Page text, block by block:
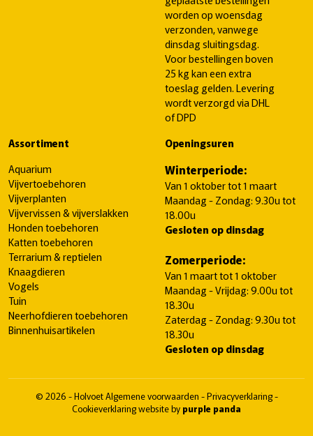
worden op woensdag
verzonden, vanwege
dinsdag sluitingsdag.
Voor bestellingen boven
25 kg kan een extra
toeslag gelden. Levering
wordt verzorgd via DHL
of DPD
Assortiment
Aquarium
Vijvertoebehoren
Vijverplanten
Vijvervissen & vijverslakken
Honden toebehoren
Katten toebehoren
Terrarium & reptielen
Knaagdieren
Vogels
Tuin
Neerhofdieren toebehoren
Binnenhuisartikelen
Openingsuren
Winterperiode:
Van 1 oktober tot 1 maart
Maandag - Zondag: 9.30u tot
18.00u
Gesloten op dinsdag
Zomerperiode:
Van 1 maart tot 1 oktober
Maandag - Vrijdag: 9.00u tot
18.30u
Zaterdag - Zondag: 9.30u tot
18.30u
Gesloten op dinsdag
© 2026 - HolvoetAlgemene voorwaarden -Privacyverklaring-
Cookieverklaringwebsite by purple panda